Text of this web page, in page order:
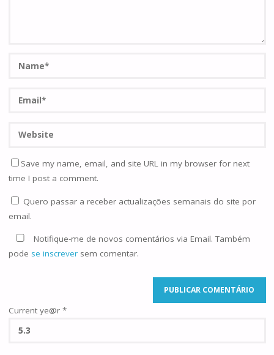
Save my name, email, and site URL in my browser for next
time I post a comment.
Quero passar a receber actualizações semanais do site por
email.
Notifique-me de novos comentários via Email. Também
pode se inscreversem comentar.
Current ye@r *